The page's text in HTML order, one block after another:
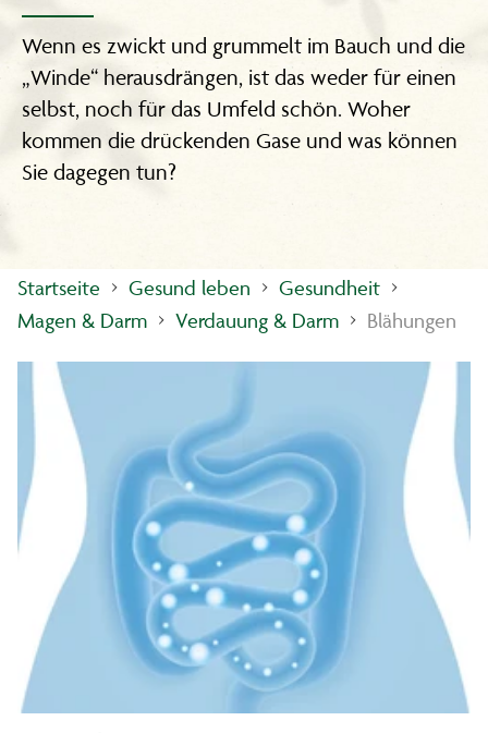
Wenn es zwickt und grummelt im Bauch und die
„Winde“ herausdrängen, ist das weder für einen
selbst, noch für das Umfeld schön. Woher
kommen die drückenden Gase und was können
Sie dagegen tun?
Startseite Gesund leben
Gesundheit
Magen & Darm
Verdauung & Darm Blähungen